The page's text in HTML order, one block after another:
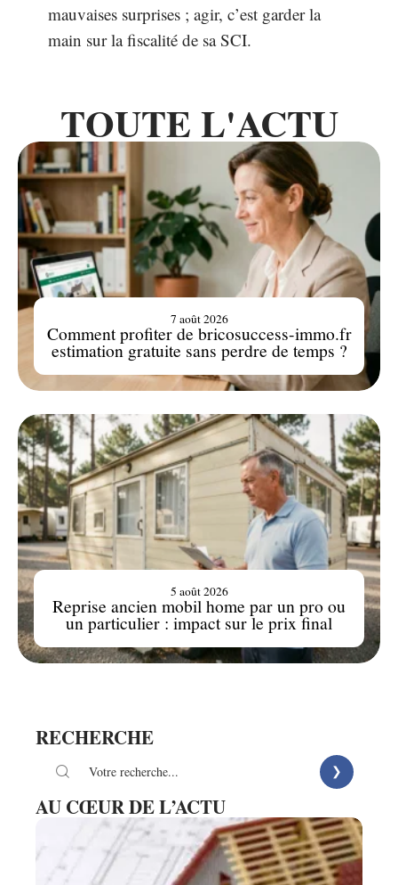
mauvaises surprises ; agir, c’est garder la
main sur la fiscalité de sa SCI.
TOUTE L'ACTU
Comment profiter de bricosuccess-immo.fr
estimation gratuite sans perdre de temps ?
7 août 2026
Reprise ancien mobil home par un pro ou
un particulier : impact sur le prix final
5 août 2026
RECHERCHE
AU CŒUR DE L’ACTU